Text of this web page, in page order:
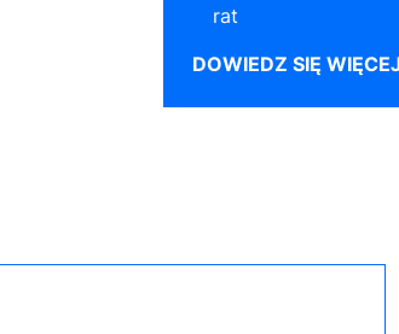
rat
DOWIEDZ SIĘ